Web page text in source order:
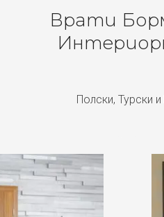
Врати
Полски, Турски